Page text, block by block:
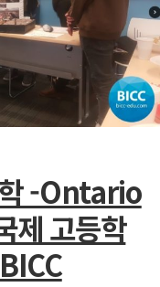
-Ontario
제 고등학